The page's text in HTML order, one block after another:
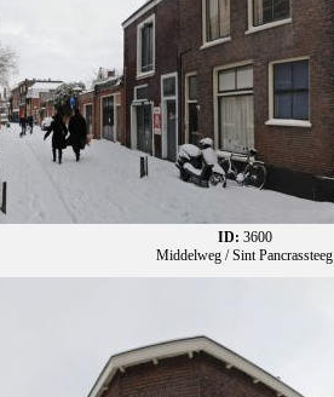
ID: 3600
Middelweg / Sint Pancrassteeg